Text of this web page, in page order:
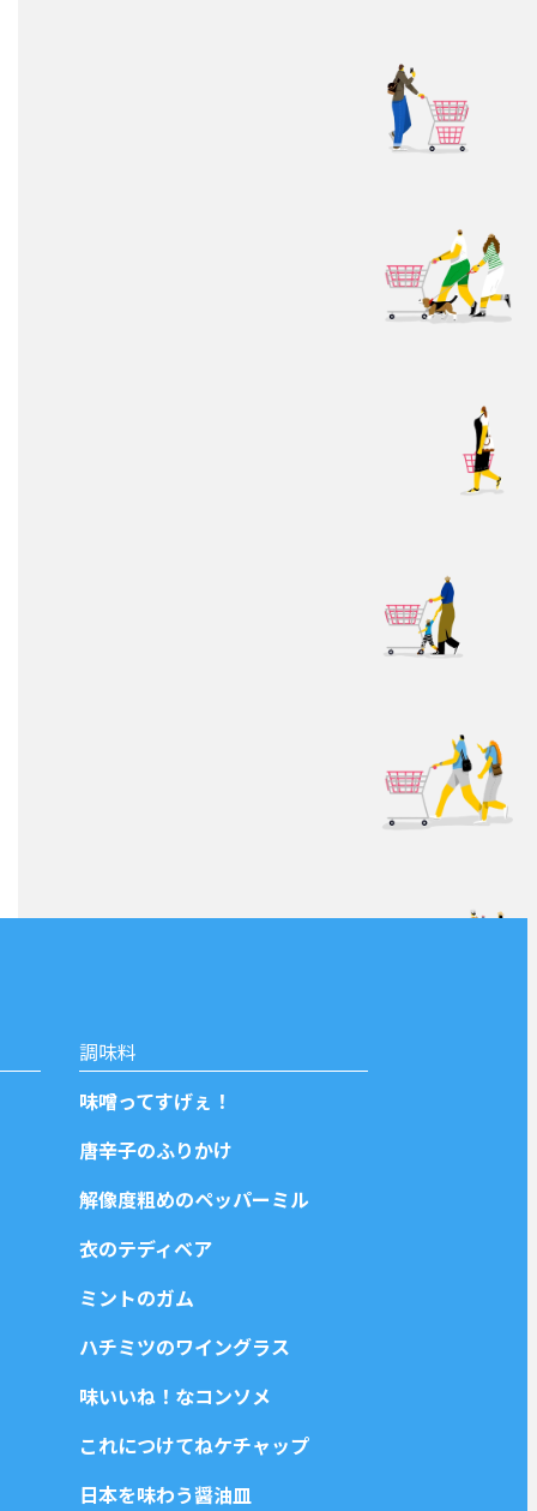
調味料
味噌ってすげぇ！
唐辛子のふりかけ
解像度粗めのペッパーミル
衣のテディベア
ミントのガム
ハチミツのワイングラス
味いいね！なコンソメ
これにつけてねケチャップ
日本を味わう醤油皿